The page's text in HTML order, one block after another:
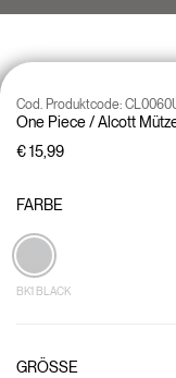
One Piece / Alcott
Cod. Produktcode:
€ 15,99
FARBE
BK1 BLACK
GRÖSSE